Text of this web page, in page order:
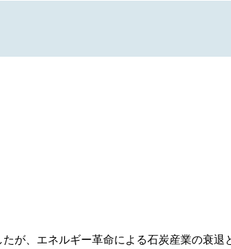
が、エネルギー革命による石炭産業の衰退